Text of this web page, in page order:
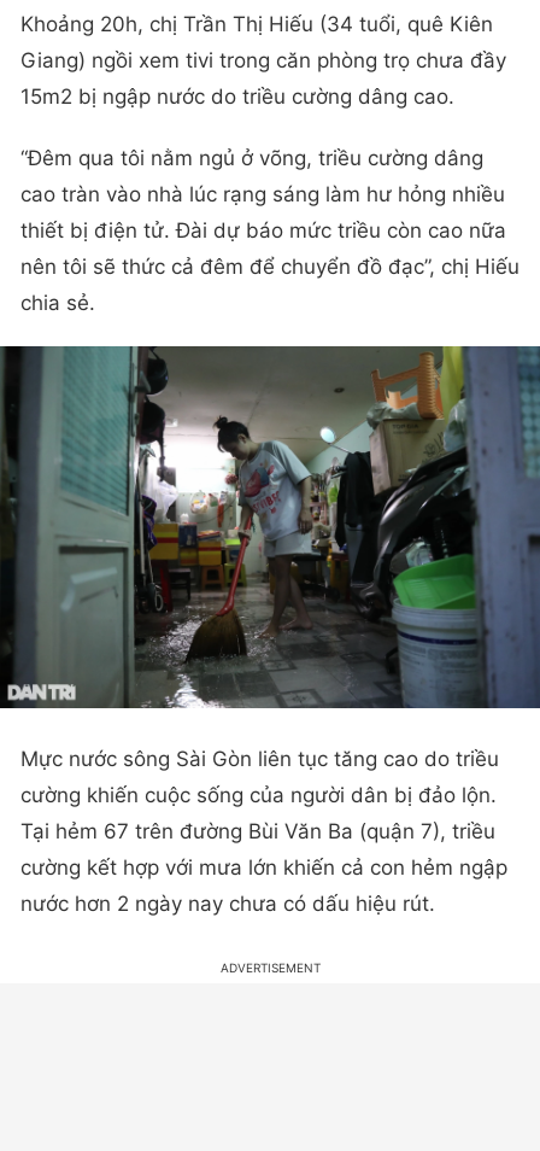
Khoảng 20h, chị Trần Thị Hiếu (34 tuổi, quê Kiên
Giang) ngồi xem tivi trong căn phòng trọ chưa đầy
15m2 bị ngập nước do triều cường dâng cao.
“Đêm qua tôi nằm ngủ ở võng, triều cường dâng
cao tràn vào nhà lúc rạng sáng làm hư hỏng nhiều
thiết bị điện tử. Đài dự báo mức triều còn cao nữa
nên tôi sẽ thức cả đêm để chuyển đồ đạc”, chị Hiếu
chia sẻ.
Mực nước sông Sài Gòn liên tục tăng cao do triều
cường khiến cuộc sống của người dân bị đảo lộn.
Tại hẻm 67 trên đường Bùi Văn Ba (quận 7), triều
cường kết hợp với mưa lớn khiến cả con hẻm ngập
nước hơn 2 ngày nay chưa có dấu hiệu rút.